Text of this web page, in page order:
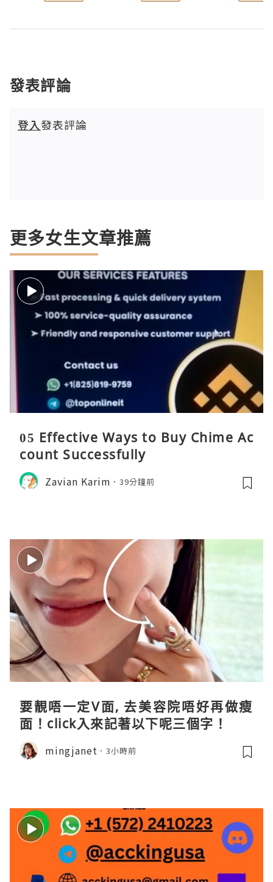
發表評論
登入發表評論
更多女生文章推薦
05 Effective Ways to Buy Chime Ac
count Successfully
Zavian Karim 39分鐘前
要靚唔一定V面, 去美容院唔好再做瘦
面！click入來記著以下呢三個字！
mingjanet 3小時前